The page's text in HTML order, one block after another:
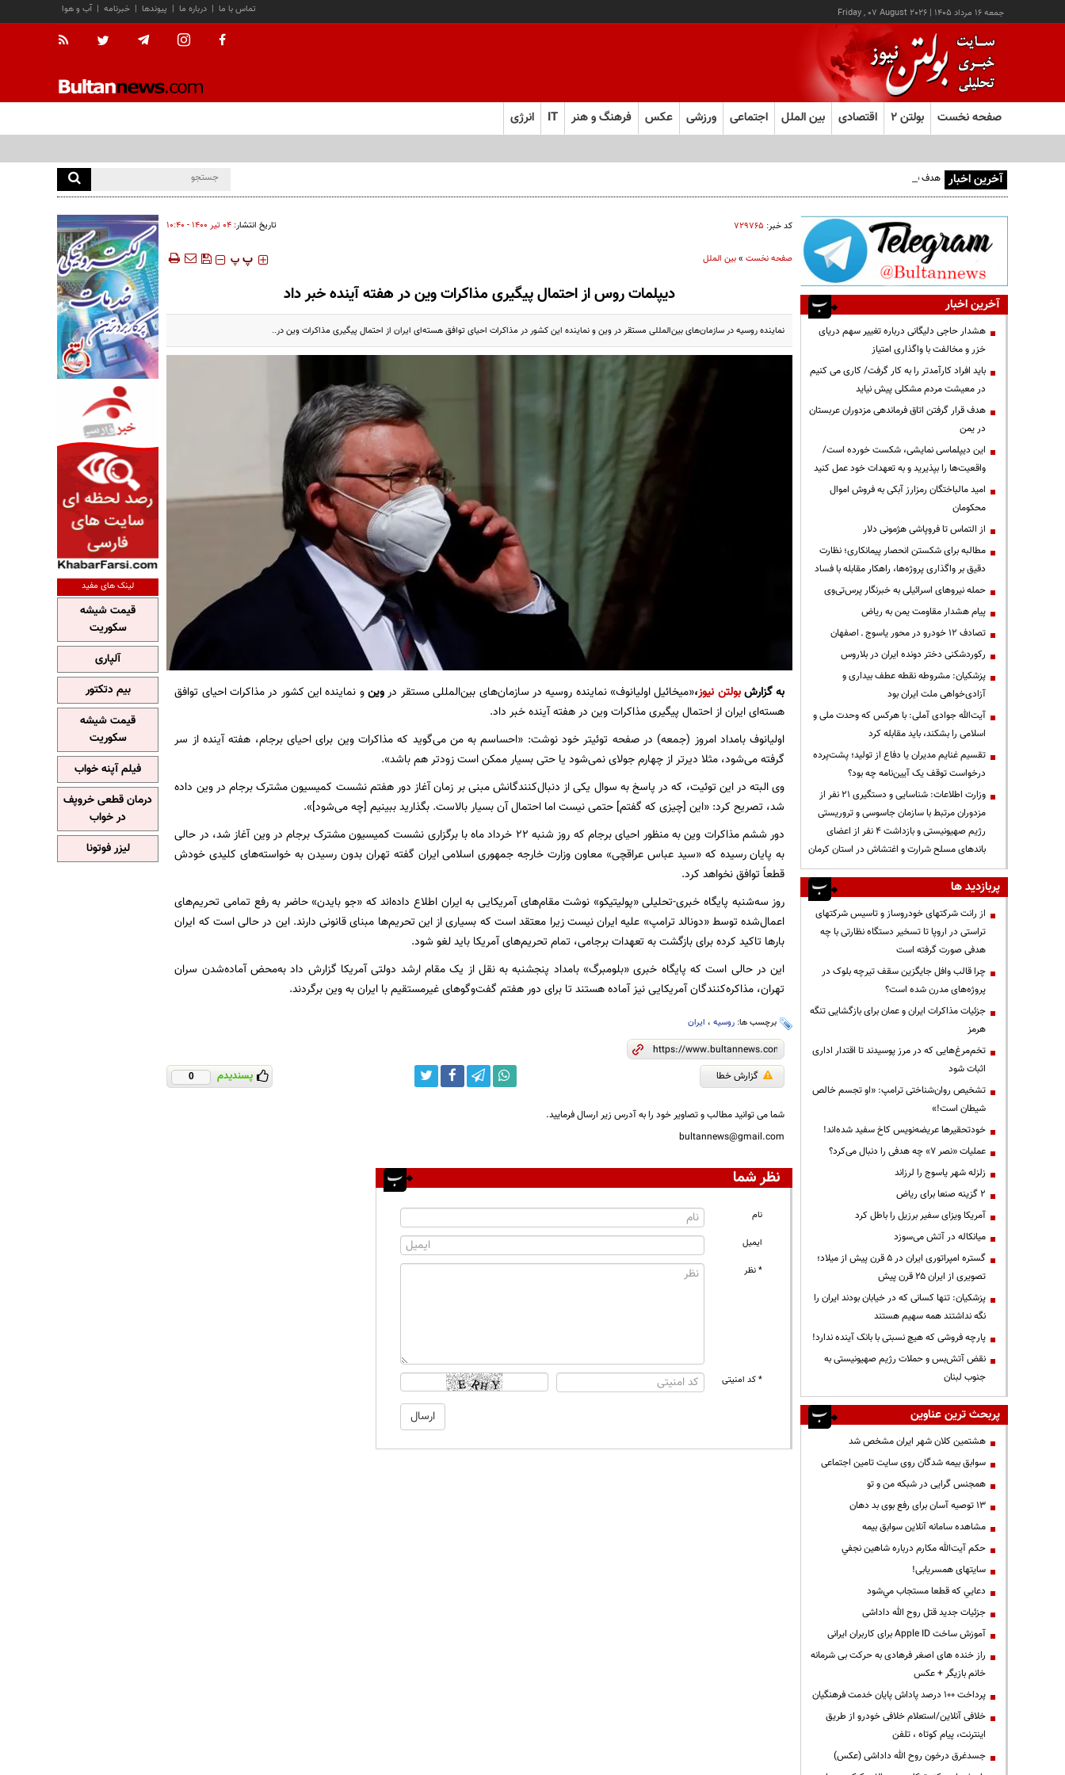
جمعه ۱۶ مرداد ۱۴۰۵ |
Friday , 07 August 2026 آب و هوا | خبرنامه | پیوندها | درباره ما | تماس با ما
صفحه نخست بولتن ۲ اقتصادی بین الملل اجتماعی ورزشی عکس فرهنگ و هنر IT انرژی
آخرین اخبار هدف قرار گرفتن اتاق‌ فرماندهی مزدوران عربستان در یمن
کد خبر: ۷۲۹۷۶۵ تاریخ انتشار: ۰۴ تير ۱۴۰۰ - ۱۰:۴۰
صفحه نخست»بین الملل ‍‍‍ پ پ
دیپلمات روس از احتمال پیگیری مذاکرات وین در هفته آینده خبر داد
نماینده روسیه در سازمان‌های بین‌المللی مستقر در وین و نماینده این کشور در مذاکرات احیای توافق هسته‌ای ایران از احتمال پیگیری مذاکرات وین در..
به گزارشبولتن نیوز،«میخائیل اولیانوف» نماینده روسیه در سازمان‌های بین‌المللی مستقر دروینو نماینده این کشور در مذاکرات احیای توافق
هسته‌ای ایران از احتمال پیگیری مذاکرات وین در هفته آینده خبر داد.
اولیانوف بامداد امروز (جمعه) در صفحه توئیتر خود نوشت: «احساسم به من می‌گوید که مذاکرات وین برای احیای برجام، هفته آینده از سر
گرفته می‌شود، مثلا دیرتر از چهارم جولای نمی‌شود یا حتی بسیار ممکن است زودتر هم باشد».
وی البته در این توئیت، که در پاسخ به سوال یکی از دنبال‌کنندگانش مبنی بر زمان آغاز دور هفتم نشست کمیسیون مشترک برجام در وین داده
شد، تصریح کرد: «این [چیزی که گفتم] حتمی نیست اما احتمال آن بسیار بالاست. بگذارید ببینیم [چه می‌شود]».
دور ششم مذاکرات وین به منظور احیای برجام که روز شنبه ۲۲ خرداد ماه با برگزاری نشست کمیسیون مشترک برجام در وین آغاز شد، در حالی
به پایان رسیده که «سید عباس عراقچی» معاون وزارت خارجه جمهوری اسلامی ایران گفته تهران بدون رسیدن به خواسته‌های کلیدی خودش
قطعاً توافق نخواهد کرد.
روز سه‌شنبه پایگاه خبری-تحلیلی «پولیتیکو» نوشت مقام‌های آمریکایی به ایران اطلاع داده‌اند که «جو بایدن» حاضر به رفع تمامی تحریم‌های
اعمال‌شده توسط «دونالد ترامپ» علیه ایران نیست زیرا معتقد است که بسیاری از این تحریم‌ها مبنای قانونی دارند. این در حالی است که ایران
بارها تاکید کرده برای بازگشت به تعهدات برجامی، تمام تحریم‌های آمریکا باید لغو شود.
این در حالی است که پایگاه خبری «بلومبرگ» بامداد پنجشنبه به نقل از یک مقام ارشد دولتی آمریکا گزارش داد به‌محض آماده‌شدن سران
تهران، مذاکره‌کنندگان آمریکایی نیز آماده هستند تا برای دور هفتم گفت‌وگوهای غیرمستقیم با ایران به وین برگردند.
برچسب ها: روسیه، ایران
گزارش خطا پسندیدم 0
شما می توانید مطالب و تصاویر خود را به آدرس زیر ارسال فرمایید.
bultannews@gmail.com
نظر شما
نام
ایمیل
* نظر
* کد امنیتی
آخرین اخبار
هشدار حاجی دلیگانی درباره تغییر سهم دریای
خزر و مخالفت با واگذاری امتیاز
باید افراد کارآمدتر را به کار گرفت/ کاری می کنیم
در معیشت مردم مشکلی پیش نیاید
هدف قرار گرفتن اتاق‌ فرماندهی مزدوران عربستان
در یمن
این دیپلماسی نمایشی، شکست خورده است/
واقعیت‌ها را بپذیرید و به تعهدات خود عمل کنید
امید مالباختگان رمزارز آبکی به فروش اموال
محکومان
از التماس تا فروپاشی هژمونی دلار
مطالبه برای شکستن انحصار پیمانکاری؛ نظارت
دقیق بر واگذاری پروژه‌ها، راهکار مقابله با فساد
حمله نیروهای اسرائیلی به خبرنگار پرس‌تی‌وی
پیام هشدار مقاومت یمن به ریاض
تصادف ۱۲ خودرو در محور یاسوج ـ اصفهان
رکوردشکنی دختر دونده ایران در بلاروس
پزشکیان: مشروطه نقطه عطف بیداری و
آزادی‌خواهی ملت ایران بود
آیت‌الله جوادی آملی: با هرکس که وحدت ملی و
اسلامی را بشکند، باید مقابله کرد
تقسیم غنایم مدیران یا دفاع از تولید؛ پشت‌پرده
درخواست توقف یک آیین‌نامه چه بود؟
وزارت اطلاعات: شناسایی و دستگیری ۲۱ نفر از
مزدوران مرتبط با سازمان جاسوسی و تروریستی
رژیم صهیونیستی و بازداشت ۴ نفر از اعضای
باندهای مسلح شرارت و اغتشاش در استان کرمان
پربازدید ها
از رانت‌ شرکتهای خودروساز و تاسیس شرکتهای
تراستی در اروپا تا تسخیر دستگاه نظارتی با چه
هدفی صورت گرفته است
چرا قالب وافل جایگزین سقف تیرچه بلوک در
پروژه‌های مدرن شده است؟
جزئیات مذاکرات ایران و عمان برای بازگشایی تنگه
هرمز
تخم‌مرغ‌هایی که در مرز پوسیدند تا اقتدار اداری
اثبات شود
تشخیص روان‌شناختی ترامپ: «او تجسم خالص
شیطان است!»
خودتحقیرها عریضه‌نویس کاخ سفید شده‌اند!
عملیات «نصر ۷» چه هدفی را دنبال می‌کرد؟
زلزله شهر یاسوج را لرزاند
۲ گزینه صنعا برای ریاض
آمریکا ویزای سفیر برزیل را باطل کرد
میانکاله در آتش می‌سوزد
گستره امپراتوری ایران در ۵ قرن پیش از میلاد؛
تصویری از ایران ۲۵ قرن پیش
پزشکیان: تنها کسانی که در خیابان بودند ایران را
نگه نداشتند همه سهیم هستند
پارچه فروشی که هیچ نسبتی با بانک آینده ندارد!
نقض آتش‌بس و حملات رژیم صهیونیستی به
جنوب لبنان
پربحث ترین عناوین
هشتمین کلان شهر ایران مشخص شد
سوابق بیمه شدگان روی سایت تامین اجتماعی
همجنس گرایی در شبکه من و تو
13 توصیه آسان برای رفع بوی بد دهان
مشاهده سامانه آنلاين سوابق بیمه
حكم آيت‌الله مكارم درباره شاهين نجفي
سایتهای همسریابی!
دعايي كه قطعا مستجاب مي‌شود
جزئیات جدید قتل روح الله داداشی
آموزش ساخت Apple ID برای کاربران ایرانی
راز خنده های اصغر فرهادی به حرکت بی شرمانه
خانم بازیگر + عکس
پرداخت ۱۰۰ درصد پاداش پایان خدمت فرهنگیان
خلافی آنلاین/استعلام خلافی خودرو از طریق
اینترنت، پیام کوتاه ، تلفن
جسدغرق درخون روح الله داداشی (عکس)
لینک های مفید
قیمت شیشه
سکوریت
آلپاری
بیم دتکتور
قیمت شیشه
سکوریت
فیلم آپنه خواب
درمان قطعی خروپف
در خواب
لیزر فوتونا